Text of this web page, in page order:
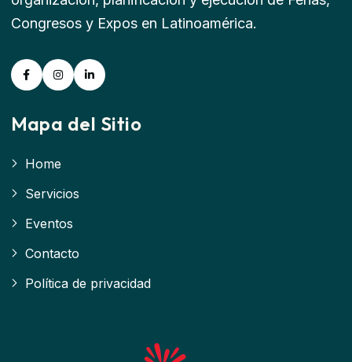
Congresos y Expos en Latinoamérica.
Mapa del Sitio
Home
Servicios
Eventos
Contacto
Política de privacidad